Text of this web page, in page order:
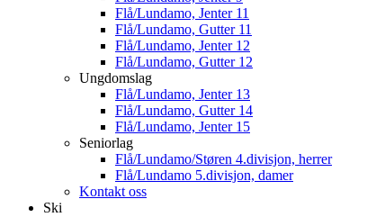
Flå/Lundamo, Jenter 11
Flå/Lundamo, Gutter 11
Flå/Lundamo, Jenter 12
Flå/Lundamo, Gutter 12
Ungdomslag
Flå/Lundamo, Jenter 13
Flå/Lundamo, Gutter 14
Flå/Lundamo, Jenter 15
Seniorlag
Flå/Lundamo/Støren 4.divisjon, herrer
Flå/Lundamo 5.divisjon, damer
Kontakt oss
Ski